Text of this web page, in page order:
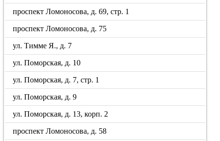
проспект Ломоносова, д. 69, стр. 1
проспект Ломоносова, д. 75
ул. Тимме Я., д. 7
ул. Поморская, д. 10
ул. Поморская, д. 7, стр. 1
ул. Поморская, д. 9
ул. Поморская, д. 13, корп. 2
проспект Ломоносова, д. 58